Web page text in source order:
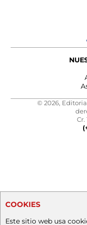
© 2026,
Cr.
COOKIES
Este sitio web usa